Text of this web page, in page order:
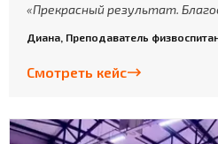
Прекрасный результат.
Диана, Преподаватель
Смотреть кейс